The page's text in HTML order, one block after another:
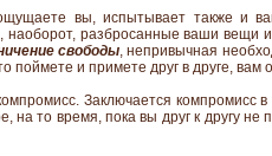
вы, испытывает также и
наоборот, разбросанные ваши вещи
свободы, непривычная
поймете и примете друг в друге, вам
Заключается компромисс
то время, пока вы друг к другу не